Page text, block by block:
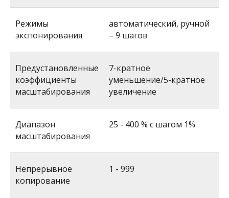
Режимы
экспонирования
автоматический, ручной
– 9 шагов
Предустановленные
коэффициенты
масштабирования
7-кратное
уменьшение/5-кратное
увеличение
Диапазон
масштабирования
25 - 400 % с шагом 1%
Непрерывное
копирование
1 - 999